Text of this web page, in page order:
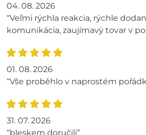
04. 08. 2026
“Veľmi rýchla reakcia, rýchle
komunikácia, zaujímavý tovar v
01. 08. 2026
“Vše proběhlo v naprostém
31. 07. 2026
“bleskem doručili”